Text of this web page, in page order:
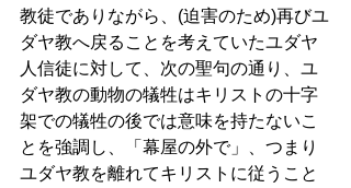
教徒でありながら、(迫害のため)再びユ
ダヤ教へ戻ることを考えていたユダヤ
人信徒に対して、次の聖句の通り、ユ
ダヤ教の動物の犠牲はキリストの十字
架での犠牲の後では意味を持たないこ
とを強調し、「幕屋の外で」、つまり
ユダヤ教を離れてキリストに従うこと